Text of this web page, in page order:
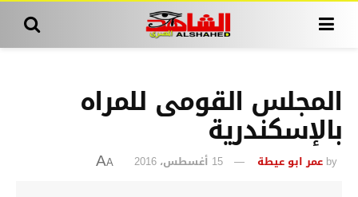
المجلس القومى للمراه
بالإسكندرية
by عمر ابو عيطة 15 أغسطس، 2016 A
A